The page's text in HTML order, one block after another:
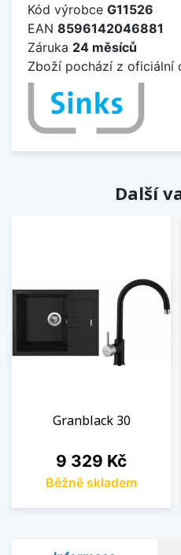
Kód výrobce G11526
EAN 8596142046881
Záruka 24 měsíců
Zboží pochází z oficiální
Další
Granblack 30
Cena
9 329 Kč
Běžně skladem